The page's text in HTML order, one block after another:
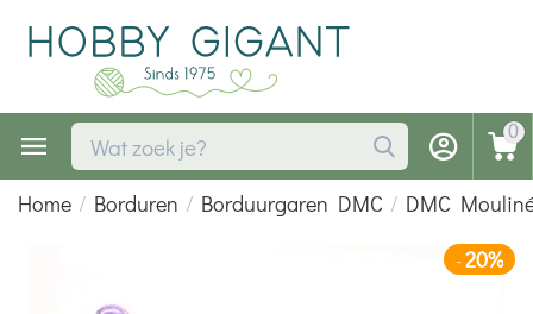
0
Home / Borduren / Borduurgaren DMC / DMC
-20%